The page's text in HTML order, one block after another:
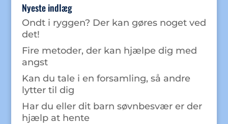
Nyeste indlæg
Ondt i ryggen? Der kan gøres noget ved
det!
Fire metoder, der kan hjælpe dig med
angst
Kan du tale i en forsamling, så andre
lytter til dig
Har du eller dit barn søvnbesvær er der
hjælp at hente